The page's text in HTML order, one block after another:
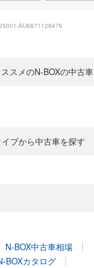
AU6871128476
スメのN-BOXの中古車
プから中古車を探す
N-BOX中古車相場
BOXカタログ